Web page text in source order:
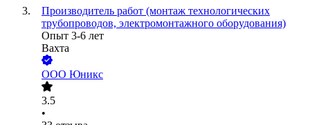
Производитель работ (монтаж технологических
трубопроводов, электромонтажного оборудования)
Опыт 3-6 лет
Вахта
ООО Юникс
3.5
•